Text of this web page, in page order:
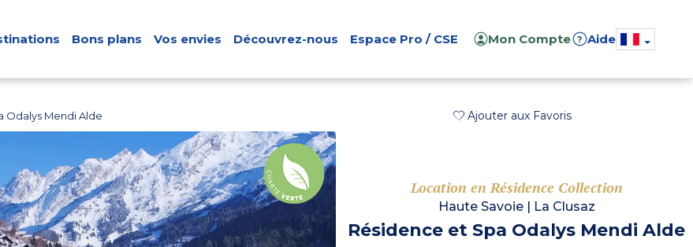
Bons plans Vos envies Découvrez-nous Espace Pro / CSE Mon Compte ? Aide
Odalys Mendi Alde Ajouter aux Favoris
Location en Résidence Collection
Haute Savoie| La Clusaz
Résidence et Spa Odalys Mendi Alde